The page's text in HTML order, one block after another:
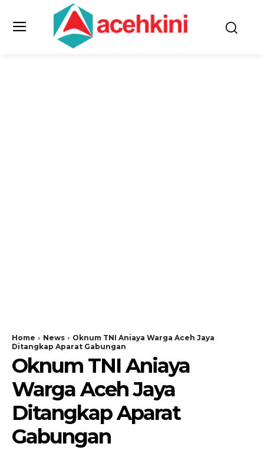
Home News
Oknum TNI Aniaya Warga Aceh Jaya
Ditangkap Aparat Gabungan
Oknum TNI Aniaya
Warga Aceh Jaya
Ditangkap Aparat
Gabungan